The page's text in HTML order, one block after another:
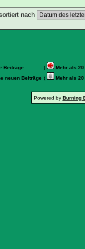
nach
Beiträge (
Mehr als
neuen Beiträge ( Mehr als
Powered by Burning